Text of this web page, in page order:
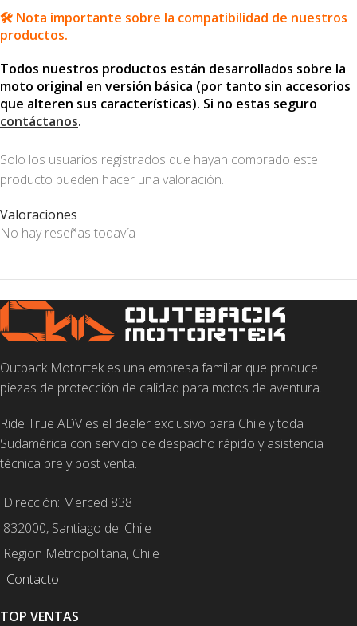
🛠️ Nota importante sobre la compatibilidad de nuestros
productos.
Todos nuestros productos están desarrollados sobre la
moto original en versión básica (por tanto sin accesorios
que alteren sus características). Si no estas seguro
contáctanos.
Valoraciones
No hay reseñas todavía
Solo los usuarios registrados que hayan comprado este
producto pueden hacer una valoración.
Outback Motortek es una empresa familiar que produce
piezas de protección de calidad para motos de aventura.
Ride True ADV es el dealer exclusivo para Chile y toda
Sudamérica con servicio de despacho rápido y asistencia
técnica pre y post venta.
Dirección: Merced 838
832000, Santiago del Chile
Region Metropolitana, Chile
Contacto
TOP VENTAS